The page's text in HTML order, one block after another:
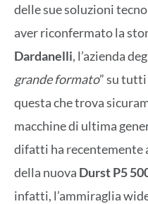
delle sue soluzioni
aver riconfermato la
Dardanelli, l’azienda
grande formato” su
questa che trova
macchine di ultima
difatti ha recentemente
della nuova Durst P5
infatti, l’ammiraglia